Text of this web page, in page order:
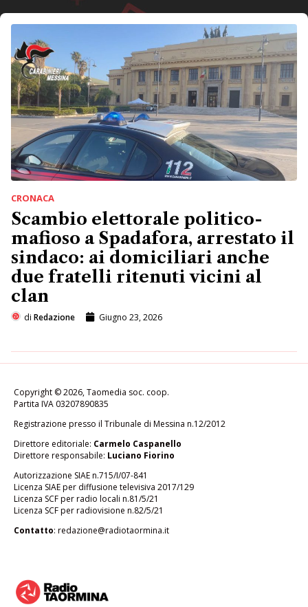
CRONACA
Scambio elettorale politico-
mafioso a Spadafora, arrestato il
sindaco: ai domiciliari anche
due fratelli ritenuti vicini al
clan
di Redazione Giugno 23, 2026
Copyright © 2026, Taomedia soc. coop.
Partita IVA 03207890835
Registrazione presso il Tribunale di Messina n.12/2012
Direttore editoriale: Carmelo Caspanello
Direttore responsabile: Luciano Fiorino
Autorizzazione SIAE n.715/I/07-841
Licenza SIAE per diffusione televisiva 2017/129
Licenza SCF per radio locali n.81/5/21
Licenza SCF per radiovisione n.82/5/21
Contatto: redazione@radiotaormina.it